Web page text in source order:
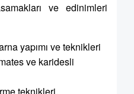
ve edinimleri
yapımı ve teknikleri
ve karidesli